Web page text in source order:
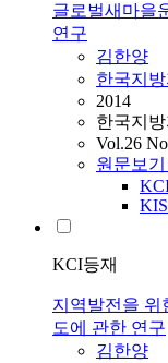
글로벌새마을
연구
김한양
한국지
2014
한국지
Vol.26
원문보기
KCI등재
지역발전을 위
도에 관한 연구
김한양